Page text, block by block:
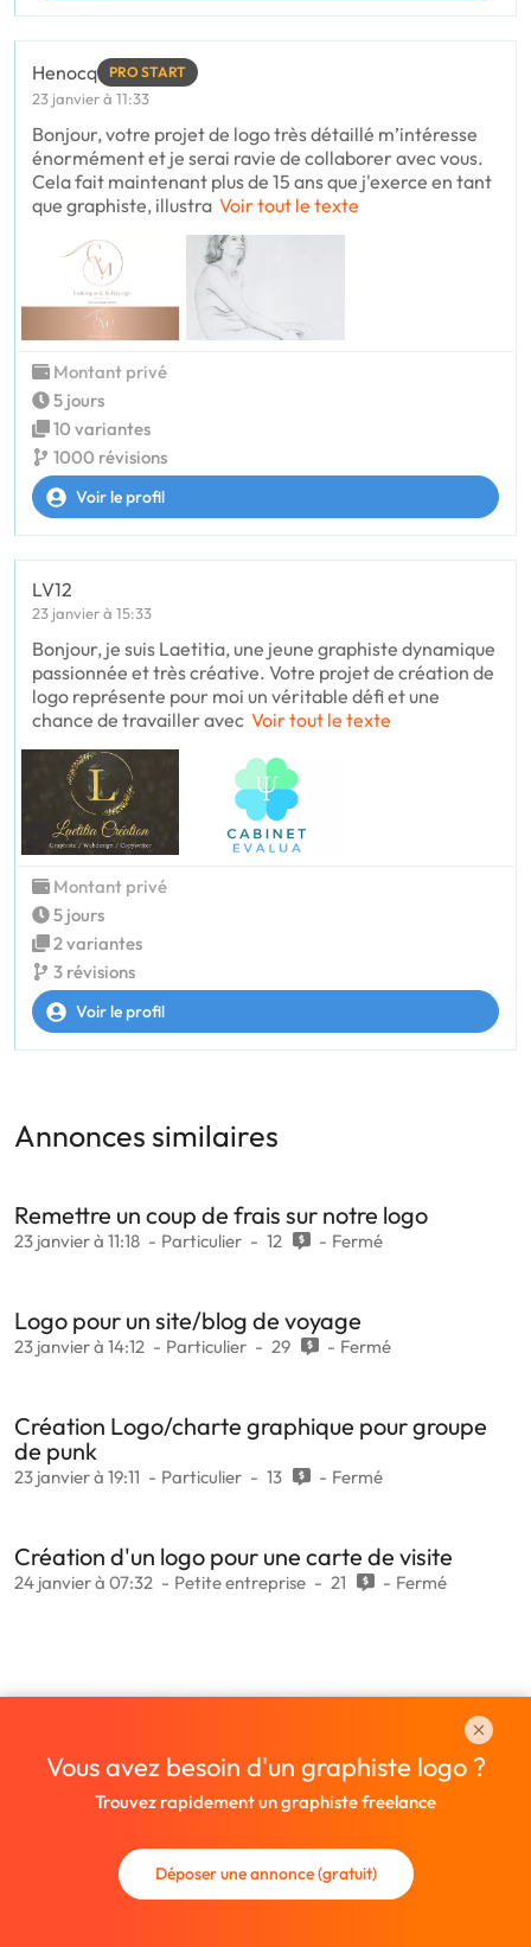
Henocq PRO START
23 janvier à 11:33
Bonjour, votre projet de logo très détaillé m’intéresse
énormément et je serai ravie de collaborer avec vous.
Cela fait maintenant plus de 15 ans que j'exerce en tant
que graphiste, illustra Voir tout le texte
Montant privé
5 jours
10 variantes
1000 révisions
Voir le profil
LV12
23 janvier à 15:33
Bonjour, je suis Laetitia, une jeune graphiste dynamique
passionnée et très créative. Votre projet de création de
logo représente pour moi un véritable défi et une
chance de travailler avec Voir tout le texte
Montant privé
5 jours
2 variantes
3 révisions
Voir le profil
Annonces similaires
Remettre un coup de frais sur notre logo
23 janvier à 11:18 Particulier 12 Fermé
Logo pour un site/blog de voyage
23 janvier à 14:12 Particulier 29 Fermé
Création Logo/charte graphique pour groupe
de punk
23 janvier à 19:11 Particulier 13 Fermé
Création d'un logo pour une carte de visite
24 janvier à 07:32 Petite entreprise 21 Fermé
Vous avez besoin d'un graphiste logo ?
Trouvez rapidement un graphiste freelance
Déposer une annonce (gratuit)